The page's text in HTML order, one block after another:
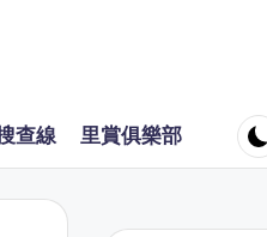
查線 里賞俱樂部